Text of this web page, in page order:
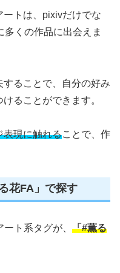
ートは、pixivだけでな
多くの作品に出会えま
することで、自分の好み
ることができます。
表現に触れることで、作
花FA」で探す
ト系タグが、 「#薫る